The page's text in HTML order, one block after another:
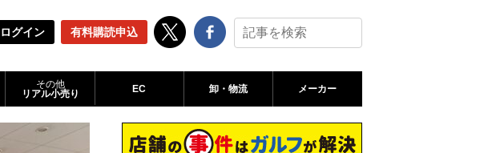
ログイン 有料購読申込
その他
リアル小売り
EC 卸・物流 メーカー